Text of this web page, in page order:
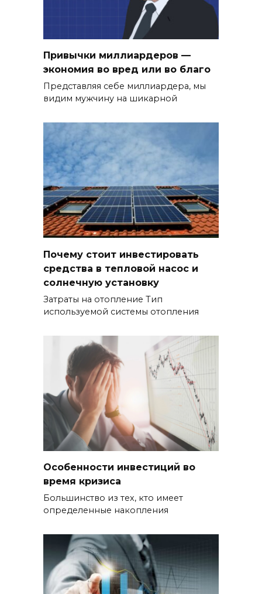
Привычки миллиардеров —
экономия во вред или во благо
Представляя себе миллиардера, мы
видим мужчину на шикарной
Почему стоит инвестировать
средства в тепловой насос и
солнечную установку
Затраты на отопление Тип
используемой системы отопления
Особенности инвестиций во
время кризиса
Большинство из тех, кто имеет
определенные накопления